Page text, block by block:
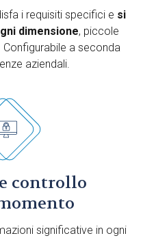
i requisiti specifici e si
dimensione, piccole
a seconda
aziendali.
controllo
significative in ogni